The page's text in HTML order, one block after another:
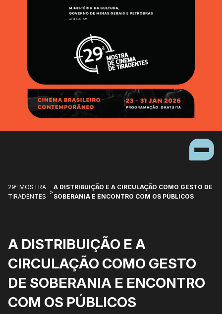
29ª MOSTRA
TIRADENTES
>
A DISTRIBUIÇÃO E A CIRCULAÇÃO COMO GESTO DE
SOBERANIA E ENCONTRO COM OS PÚBLICOS
A DISTRIBUIÇÃO E A
CIRCULAÇÃO COMO GESTO
DE SOBERANIA E ENCONTRO
COM OS PÚBLICOS